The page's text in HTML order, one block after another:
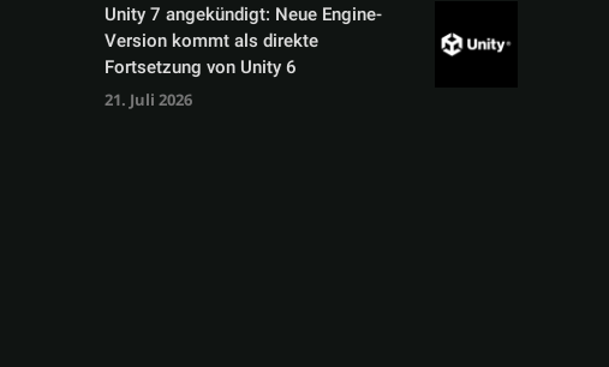
Unity 7 angekündigt: Neue Engine-
Version kommt als direkte
Fortsetzung von Unity 6
21. Juli 2026